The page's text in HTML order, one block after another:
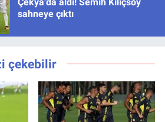
sahneye çıktı
çekebilir